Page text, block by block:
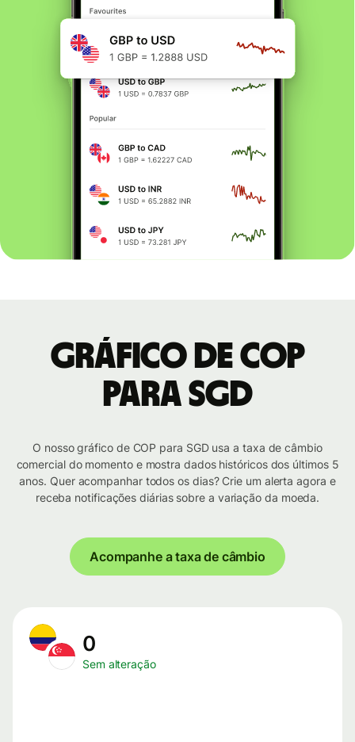
Gráfico de COP
para SGD
O nosso gráfico de COP para SGD usa a taxa de câmbio
comercial do momento e mostra dados históricos dos últimos 5
anos. Quer acompanhar todos os dias? Crie um alerta agora e
receba notificações diárias sobre a variação da moeda.
Acompanhe a taxa de câmbio
0
Sem alteração